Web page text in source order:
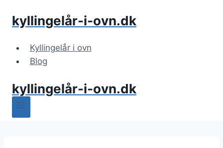
kyllingelår-i-ovn.dk
Kyllingelår i ovn
Blog
kyllingelår-i-ovn.dk